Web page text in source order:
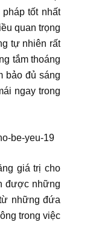
tốt nhất
quan trọng
tự nhiên rất
tắm thoáng
bảo đủ sáng
ngay trong
giá trị cho
được những
những đứa
trong việc